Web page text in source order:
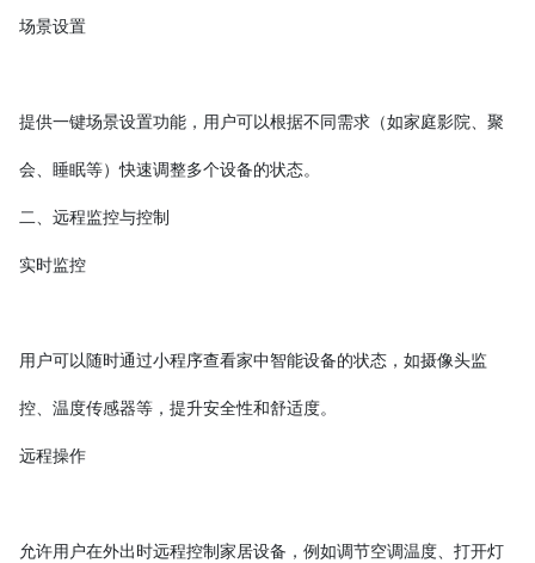
场景设置
提供一键场景设置功能，用户可以根据不同需求（如家庭影院、聚
会、睡眠等）快速调整多个设备的状态。
二、远程监控与控制
实时监控
用户可以随时通过小程序查看家中智能设备的状态，如摄像头监
控、温度传感器等，提升安全性和舒适度。
远程操作
允许用户在外出时远程控制家居设备，例如调节空调温度、打开灯